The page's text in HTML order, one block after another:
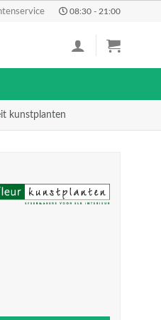
08:30 - 21:00
kunstplanten